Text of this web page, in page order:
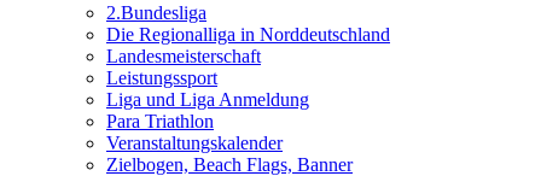
2.Bundesliga
Die Regionalliga in Norddeutschland
Landesmeisterschaft
Leistungssport
Liga und Liga Anmeldung
Para Triathlon
Veranstaltungskalender
Zielbogen, Beach Flags, Banner